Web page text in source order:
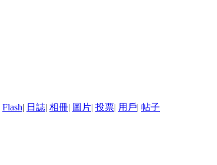
Flash| 日誌| 相冊| 圖片| 投票| 用戶| 帖子